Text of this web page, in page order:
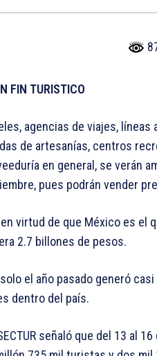
FIN TURISTICO
agencias de viajes,
de artesanías, centros
en general, se verán
pues podrán vender
virtud de que México es el
2.7 billones de pesos.
el año pasado generó
dentro del país.
señaló que del 13 al